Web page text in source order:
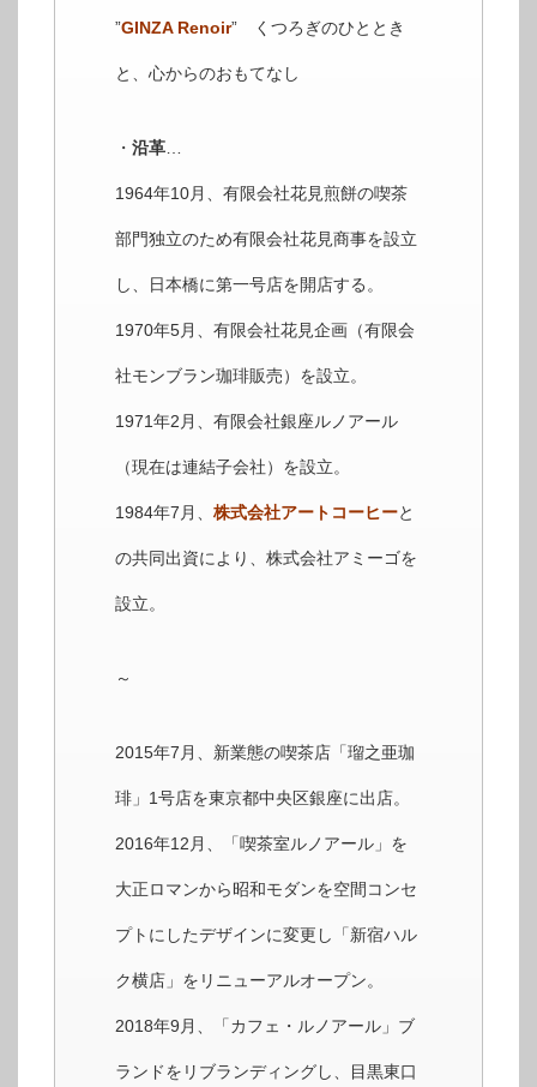
”GINZA Renoir” くつろぎのひととき
と、心からのおもてなし
・ 沿革
1964年10月、有限会社花見煎餅の喫茶
部門独立のため有限会社花見商事を設立
し、日本橋に第一号店を開店する。
1970年5月、有限会社花見企画（有限会
社モンブラン珈琲販売）を設立。
1971年2月、有限会社銀座ルノアール
（現在は連結子会社）を設立。
1984年7月、 株式会社アートコーヒーと
の共同出資により、株式会社アミーゴを
設立。
～
2015年7月、新業態の喫茶店「瑠之亜珈
琲」1号店を東京都中央区銀座に出店。
2016年12月、「喫茶室ルノアール」を
大正ロマンから昭和モダンを空間コンセ
プトにしたデザインに変更し「新宿ハル
ク横店」をリニューアルオープン。
2018年9月、「カフェ・ルノアール」ブ
ランドをリブランディングし、目黒東口